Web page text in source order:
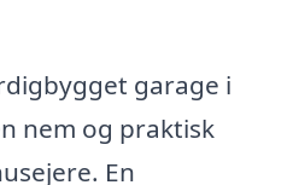
garage i
nem og praktisk
En